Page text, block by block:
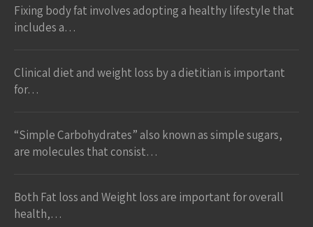
Fixing body fat involves adopting a healthy lifestyle that
includes a…
Clinical diet and weight loss by a dietitian is important
for…
“Simple Carbohydrates” also known as simple sugars,
are molecules that consist…
Both Fat loss and Weight loss are important for overall
health,…